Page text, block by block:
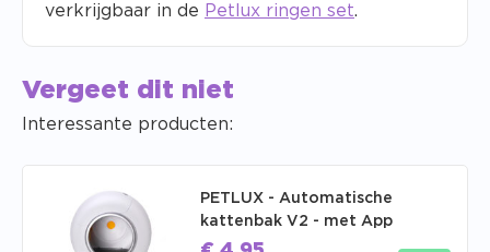
verkrijgbaar in de Petlux ringen set.
Vergeet dit niet
Interessante producten:
PETLUX - Automatische
kattenbak V2 - met App